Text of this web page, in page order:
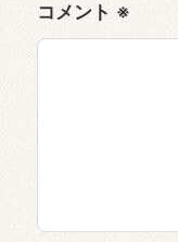
コメント ※